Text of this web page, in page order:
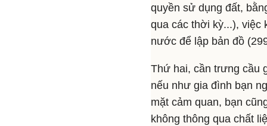
quyền sử dụng đất,
qua các thời kỳ...), việc
nước để lập bản đồ
Thứ hai, cần trưng cầu
nếu như gia đình bạn
mặt cảm quan, bạn
không thông qua chất